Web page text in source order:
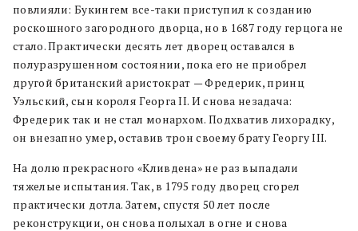
повлияли: Букингем все-таки приступил к созданию
роскошного загородного дворца, но в 1687 году герцога не
стало. Практически десять лет дворец оставался в
полуразрушенном состоянии, пока его не приобрел
другой британский аристократ —Фредерик, принц
Уэльский, сын короля Георга II. И снова незадача:
Фредерик так и не стал монархом. Подхватив лихорадку,
он внезапно умер, оставив трон своему брату Георгу III.
На долю прекрасного «Кливдена» не раз выпадали
тяжелые испытания. Так, в 1795 году дворец сгорел
практически дотла. Затем, спустя 50 лет после
реконструкции, он снова полыхал в огне и снова